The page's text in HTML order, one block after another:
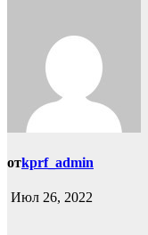
отkprf_admin
Июл 26, 2022